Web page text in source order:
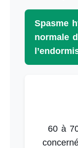
Spasme
normale
60 à